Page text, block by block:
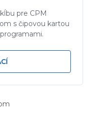
pre CPM
s čipovou kartou